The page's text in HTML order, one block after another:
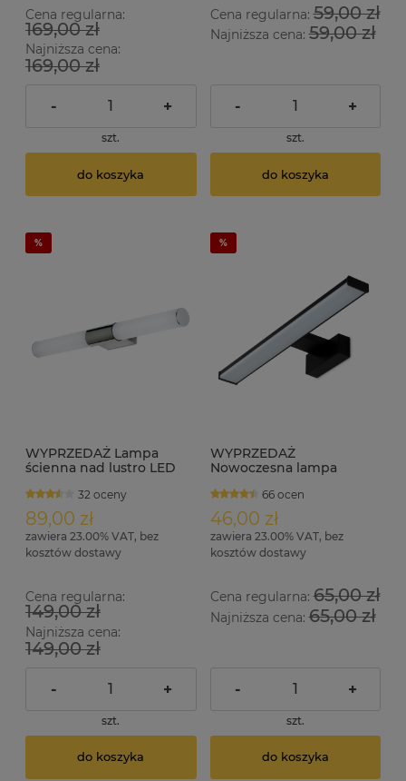
Cena regularna:
169,00 zł
Najniższa cena:
169,00 zł
- +
szt.
do koszyka
Cena regularna:59,00 zł
Najniższa cena:59,00 zł
- +
szt.
do koszyka
WYPRZEDAŻ Lampa
ścienna nad lustro LED
32 oceny
89,00 zł
zawiera 23.00% VAT, bez
kosztów dostawy
Cena regularna:
149,00 zł
Najniższa cena:
149,00 zł
- +
szt.
do koszyka
WYPRZEDAŻ
Nowoczesna lampa
8W 40 cm IP44 DENIS B
czarny
66 ocen
46,00 zł
zawiera 23.00% VAT, bez
kosztów dostawy
Cena regularna:65,00 zł
Najniższa cena:65,00 zł
- +
szt.
do koszyka